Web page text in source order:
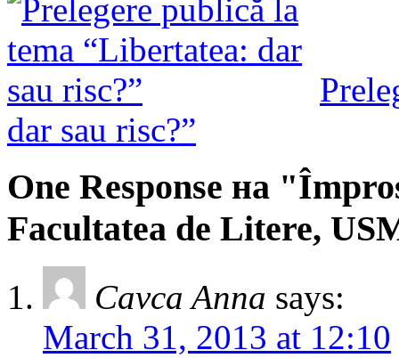
dar sau risc?”
One Response на
Facultatea de Litere,
Cavca Anna says:
March 31, 2013 at 12:10